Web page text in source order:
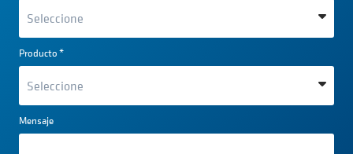
Producto*
Mensaje